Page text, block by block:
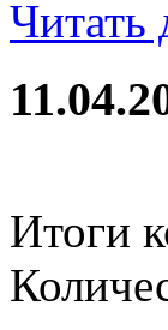
Читать
Итоги